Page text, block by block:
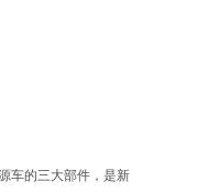
车的三大部件，是新